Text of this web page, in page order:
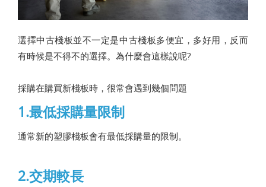
選擇中古棧板並不一定是中古棧板多便宜，多好用，反而
有時候是不得不的選擇。為什麼會這樣說呢?
採購在購買新棧板時，很常會遇到幾個問題
1.最低採購量限制
通常新的塑膠棧板會有最低採購量的限制。
2.交期較長